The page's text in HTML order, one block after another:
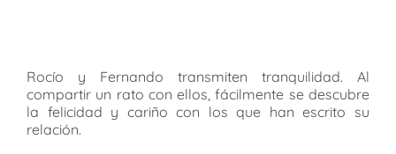
Rocío y Fernando transmiten tranquilidad. Al
compartir un rato con ellos, fácilmente se descubre
la felicidad y cariño con los que han escrito su
relación.